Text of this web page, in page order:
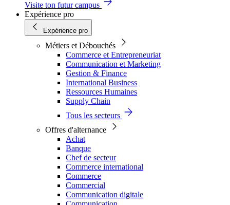
Visite ton futur campus
Expérience pro
Expérience pro
Métiers et Débouchés
Commerce et Entrepreneuriat
Communication et Marketing
Gestion & Finance
International Business
Ressources Humaines
Supply Chain
Tous les secteurs
Offres d'alternance
Achat
Banque
Chef de secteur
Commerce international
Commerce
Commercial
Communication digitale